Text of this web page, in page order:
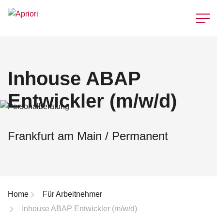
Inhouse ABAP
Entwickler (m/w/d)
Frankfurt am Main / Permanent
Breadcrumb-Navigation
Home
Für Arbeitnehmer
Inhouse ABAP Entwickler (m/w/d)